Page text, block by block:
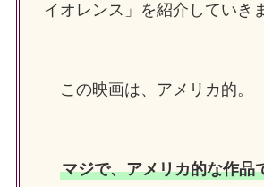
イオレンス」を紹介していき
この映画は、アメリカ的。
マジで、アメリカ的な作品